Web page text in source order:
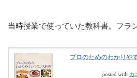
当時授業で使っていた教科書。フラ
プロのためのわかりや
posted with カ